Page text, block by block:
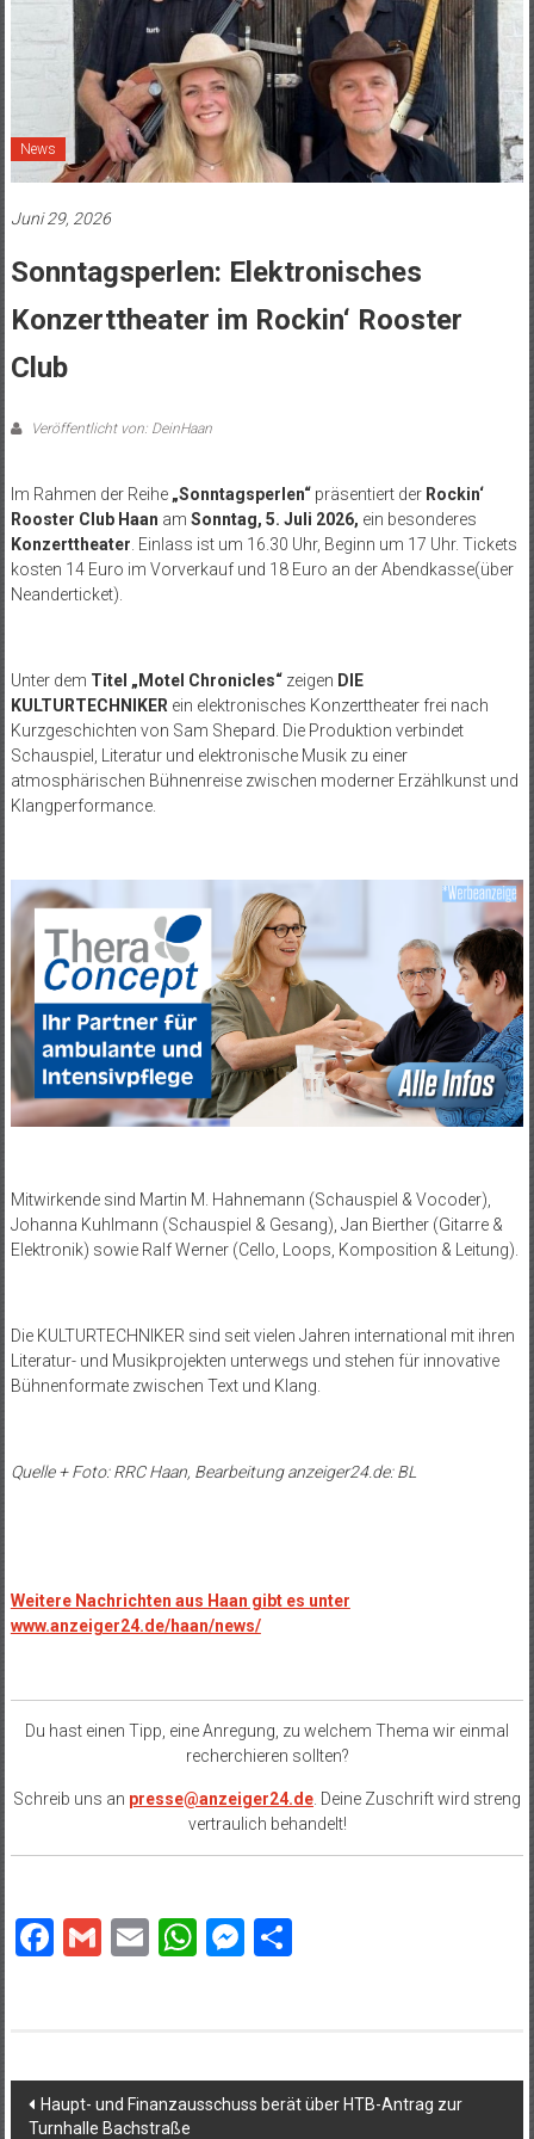
News
Juni 29, 2026
Sonntagsperlen: Elektronisches
Konzerttheater im Rockin‘ Rooster
Club
Veröffentlicht von: DeinHaan
Im Rahmen der Reihe „Sonntagsperlen“präsentiert der Rockin‘
Rooster Club Haan am Sonntag, 5. Juli 2026, ein besonderes
Konzerttheater . Einlass ist um 16.30 Uhr, Beginn um 17 Uhr. Tickets
kosten 14 Euro im Vorverkauf und 18 Euro an der Abendkasse(über
Neanderticket).
Unter dem Titel „Motel Chronicles“zeigen DIE
KULTURTECHNIKER ein elektronisches Konzerttheater frei nach
Kurzgeschichten von Sam Shepard. Die Produktion verbindet
Schauspiel, Literatur und elektronische Musik zu einer
atmosphärischen Bühnenreise zwischen moderner Erzählkunst und
Klangperformance.
Mitwirkende sind Martin M. Hahnemann (Schauspiel & Vocoder),
Johanna Kuhlmann (Schauspiel & Gesang), Jan Bierther (Gitarre &
Elektronik) sowie Ralf Werner (Cello, Loops, Komposition & Leitung).
Die KULTURTECHNIKER sind seit vielen Jahren international mit ihren
Literatur- und Musikprojekten unterwegs und stehen für innovative
Bühnenformate zwischen Text und Klang.
Quelle + Foto: RRC Haan, Bearbeitung anzeiger24.de: BL
Weitere Nachrichten aus Haan gibt es unter
www.anzeiger24.de/haan/news/
Du hast einen Tipp, eine Anregung, zu welchem Thema wir einmal
recherchieren sollten?
Schreib uns an presse@anzeiger24.de. Deine Zuschrift wird streng
vertraulich behandelt!
Facebook
GmailEmailWhatsApp
Messenger
Beitragsnavigation
Haupt- und Finanzausschuss berät über HTB-Antrag zur
Turnhalle Bachstraße